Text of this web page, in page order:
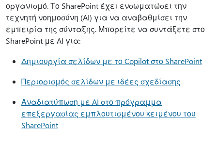
οργανισμό. Το SharePoint έχει ενσωματώσει την
τεχνητή νοημοσύνη (AI) για να αναβαθμίσει την
εμπειρία της σύνταξης. Μπορείτε να συντάξετε στο
SharePoint με AI για:
Δημιουργία σελίδων με το Copilot στο SharePoint
Περιορισμός σελίδων με ιδέες σχεδίασης
Αναδιατύπωση με AI στο πρόγραμμα
επεξεργασίας εμπλουτισμένου κειμένου του
SharePoint